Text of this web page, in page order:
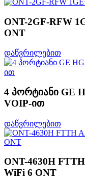
ONT-2GF-RFW
ONT
დაწვრილებით
4 პორტიანი GE
VOIP-ით
დაწვრილებით
ONT-4630H
WiFi 6 ONT